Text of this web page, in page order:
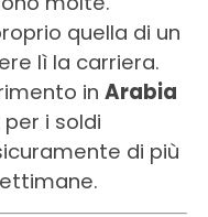
quella di un
lì la carriera.
in Arabia
i soldi
di più